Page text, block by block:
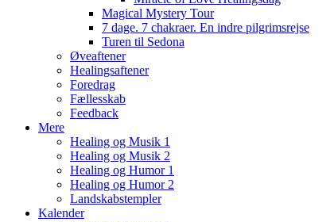
Magical Mystery Tour
7 dage. 7 chakraer. En indre pilgrimsrejse
Turen til Sedona
Øveaftener
Healingsaftener
Foredrag
Fællesskab
Feedback
Mere
Healing og Musik 1
Healing og Musik 2
Healing og Humor 1
Healing og Humor 2
Landskabstempler
Kalender